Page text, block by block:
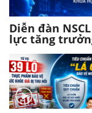
Diễn đàn
lực tăng